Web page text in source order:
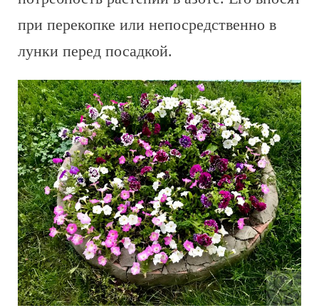
при перекопке или непосредственно в
лунки перед посадкой.